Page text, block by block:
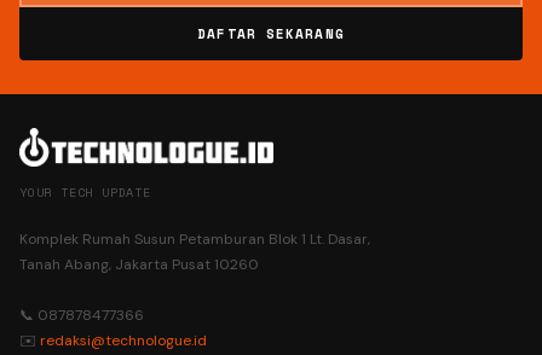
DAFTAR SEKARANG
YOUR TECH UPDATE
Komplek Rumah Susun Petamburan Blok 1 Lt. Dasar,
Tanah Abang, Jakarta Pusat 10260
📞 087878477366
✉️ redaksi@technologue.id